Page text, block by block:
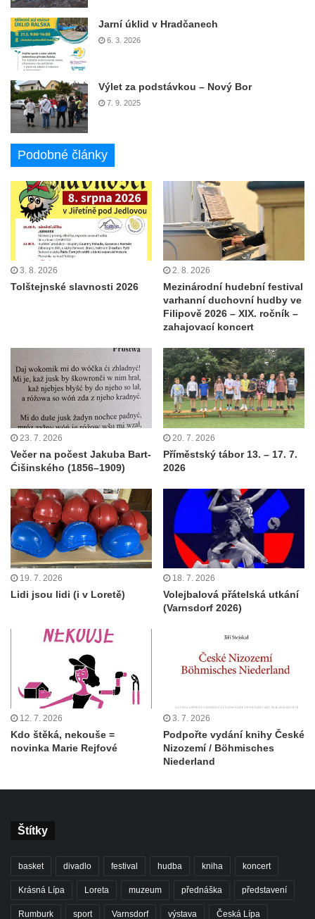
Jarní úklid v Hradčanech
6. 3. 2026
Výlet za podstávkou – Nový Bor
7. 9. 2025
Podobné články
3. 8. 2026
Tolštejnské slavnosti 2026
2. 8. 2026
Mezinárodní hudební festival
varhanní duchovní hudby ve
Filipově 2026 – XIX. ročník –
zahajovací koncert
23. 7. 2026
Večer na počest Jakuba Bart-
Ćišinského (1856–1909)
20. 7. 2026
Příměstský tábor 13. – 17. 7.
2026
19. 7. 2026
Lidi jsou lidi (i v Loretě)
18. 7. 2026
Volejbalová přátelská utkání
(Varnsdorf 2026)
12. 7. 2026
Kdo štěká, nekouše =
novinka Marie Rejfové
3. 7. 2026
Podpořte vydání knihy České
Nizozemí / Böhmisches
Niederland
Štítky
basket divadlo festival hudba kniha koncert
Krásná Lípa Loreta muzeum přednáška představení
Rumburk sport Varnsdorf výstava Česká Lípa